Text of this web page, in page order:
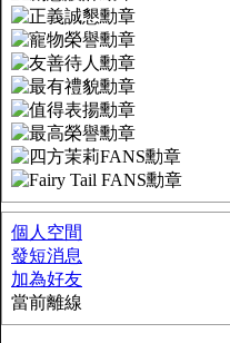
個人空間
發短消息
加為好友
當前離線